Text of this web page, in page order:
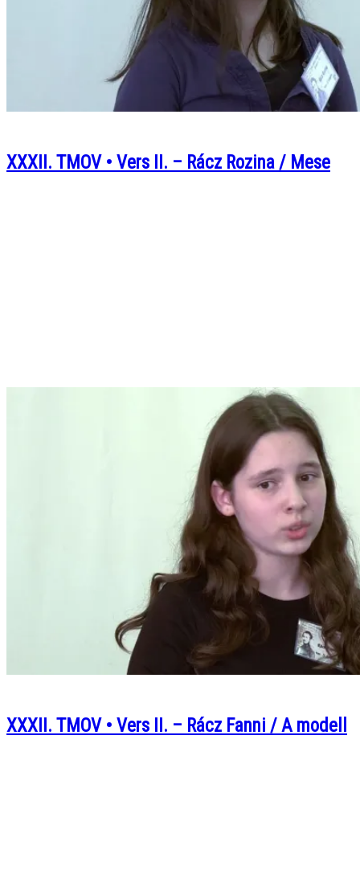
XXXII. TMOV • Vers II. – Rácz Rozina / Mese
XXXII. TMOV • Vers II. – Rácz Fanni / A modell